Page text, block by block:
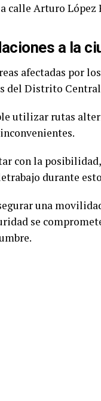
calle Arturo
a la
afectadas por
del Distrito
utilizar rutas
con la
durante
una
se